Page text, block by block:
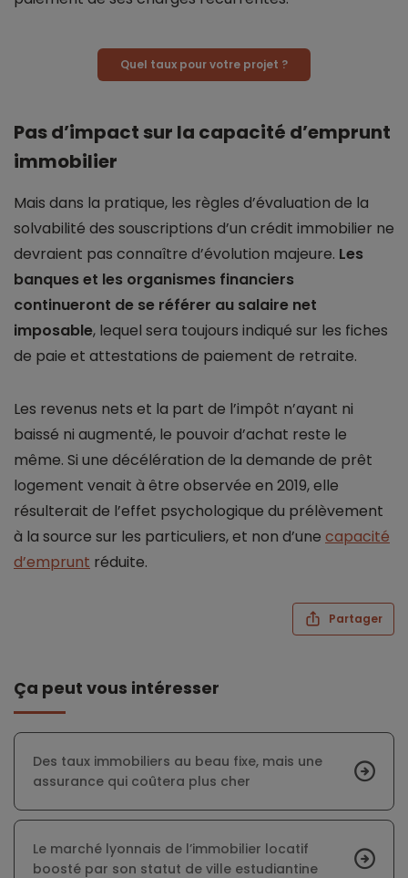
Quel taux pour votre projet ?
Pas d’impact sur la capacité d’emprunt
immobilier
Mais dans la pratique, les règles d’évaluation de la
solvabilité des souscriptions d’un crédit immobilier ne
devraient pas connaître d’évolution majeure. Les
banques et les organismes financiers
continueront de se référer au salaire net
imposable, lequel sera toujours indiqué sur les fiches
de paie et attestations de paiement de retraite.
Les revenus nets et la part de l’impôt n’ayant ni
baissé ni augmenté, le pouvoir d’achat reste le
même. Si une décélération de la demande de prêt
logement venait à être observée en 2019, elle
résulterait de l’effet psychologique du prélèvement
à la source sur les particuliers, et non d’une capacité
d’emprunt réduite.
Partager
Ça peut vous intéresser
Des taux immobiliers au beau fixe, mais une
assurance qui coûtera plus cher
Le marché lyonnais de l’immobilier locatif
boosté par son statut de ville estudiantine